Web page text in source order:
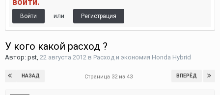
Войти или Регистрация
У кого какой расход ?
Автор: pst, 22 августа 2012 в Расход и экономия Honda Hybrid
НАЗАД ВПЕРЁД
Страница 32 из 43